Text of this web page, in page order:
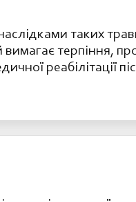
таких
терпіння,
реабілітації